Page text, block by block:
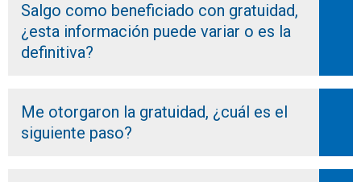
Salgo como beneficiado con gratuidad,
¿esta información puede variar o es la
definitiva?
Me otorgaron la gratuidad, ¿cuál es el
siguiente paso?